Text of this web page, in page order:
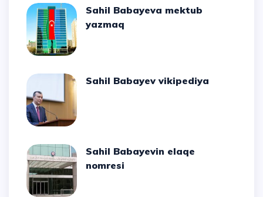
Sahil Babayeva mektub
yazmaq
Sahil Babayev vikipediya
Sahil Babayevin elaqe
nomresi